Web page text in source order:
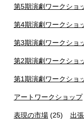
第5期演劇ワークショ
第4期演劇ワークショ
第3期演劇ワークショ
第2期演劇ワークショ
第1期演劇ワークショ
アートワークショップ
表現の市場 (25) 出